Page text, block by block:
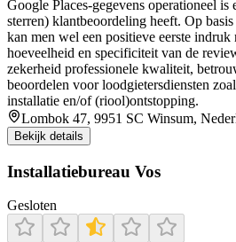
Google Places-gegevens operationeel is
sterren) klantbeoordeling heeft. Op
kan men wel een positieve eerste indruk
hoeveelheid en specificiteit van de
zekerheid professionele kwaliteit,
beoordelen voor loodgietersdiensten
installatie en/of (riool)ontstopping.
Lombok 47, 9951 SC Winsum,
Bekijk details
Installatiebureau Vos
Gesloten